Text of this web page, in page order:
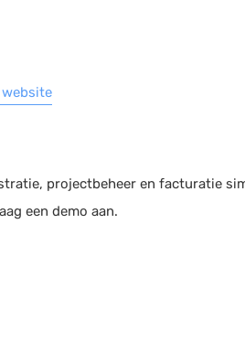
website
projectbeheer en facturatie
een demo aan.